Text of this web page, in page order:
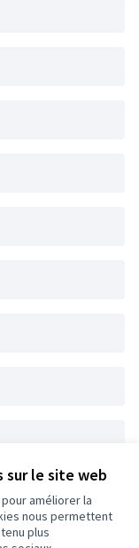
sur le site web
améliorer la
nous permettent
plus